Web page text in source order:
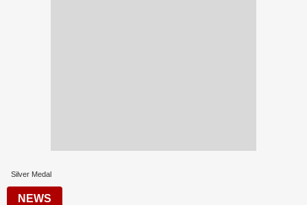
Silver Medal
NEWS